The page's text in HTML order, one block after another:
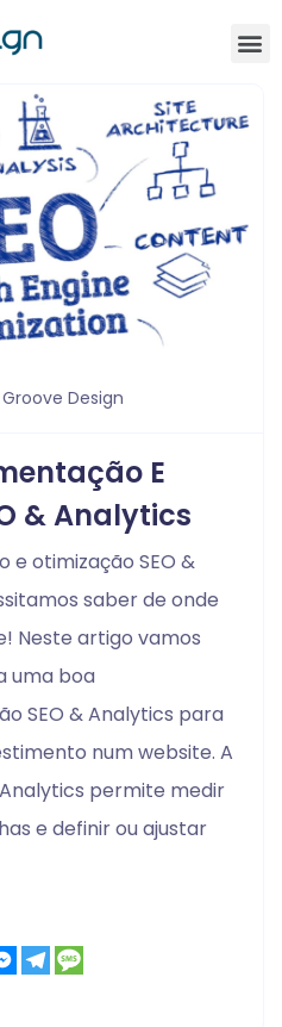
Groove Design
E
& Analytics
e otimização SEO &
saber de onde
Neste artigo vamos
uma boa
SEO & Analytics para
num website. A
permite medir
e definir ou ajustar